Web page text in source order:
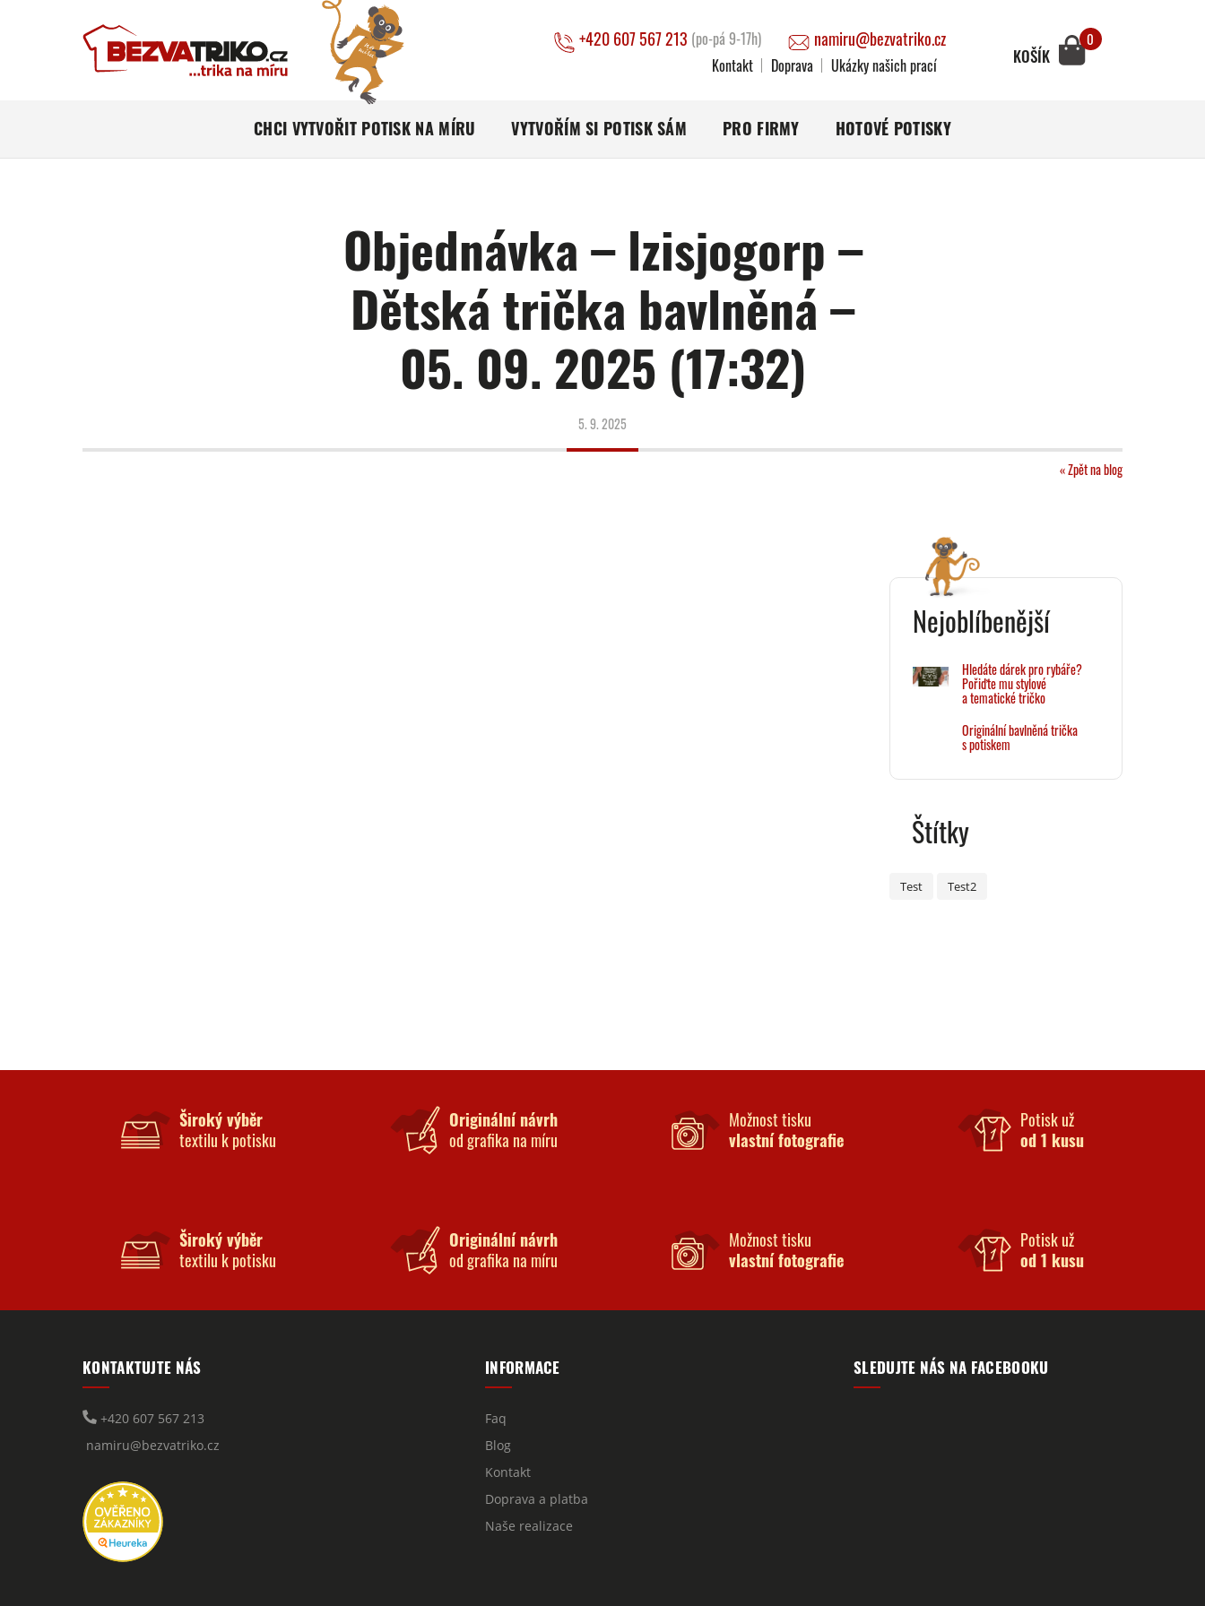
+420 607 567 213 (po-pá 9-17h) namiru@bezvatriko.cz
Kontakt Doprava Ukázky našich prací KOŠÍK
0
CHCI VYTVOŘIT POTISK NA MÍRU VYTVOŘÍM SI POTISK SÁM PRO FIRMY HOTOVÉ POTISKY
Objednávka – lzisjogorp –
Dětská trička bavlněná –
05. 09. 2025 (17:32)
5. 9. 2025
« Zpět na blog
Nejoblíbenější
Hledáte dárek pro rybáře?
Pořiďte mu stylové
a tematické tričko
Originální bavlněná trička
s potiskem
Štítky
Test Test2
Široký výběr
textilu k potisku
Originální návrh
od grafika na míru
Možnost tisku
vlastní fotografie
Potisk už
od 1 kusu
Široký výběr
textilu k potisku
Originální návrh
od grafika na míru
Možnost tisku
vlastní fotografie
Potisk už
od 1 kusu
KONTAKTUJTE NÁS
+420 607 567 213
namiru@bezvatriko.cz
INFORMACE
Faq
Blog
Kontakt
Doprava a platba
Naše realizace
SLEDUJTE NÁS NA FACEBOOKU